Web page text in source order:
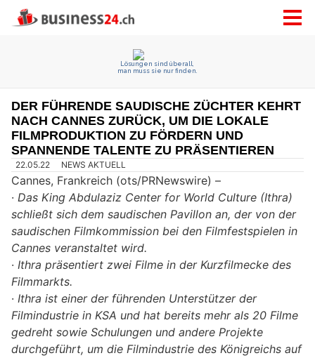
DER FÜHRENDE SAUDISCHE ZÜCHTER KEHRT
NACH CANNES ZURÜCK, UM DIE LOKALE
FILMPRODUKTION ZU FÖRDERN UND
SPANNENDE TALENTE ZU PRÄSENTIEREN
22.05.22 NEWS AKTUELL
Cannes, Frankreich (ots/PRNewswire) –
· Das King Abdulaziz Center for World Culture (Ithra)
schließt sich dem saudischen Pavillon an, der von der
saudischen Filmkommission bei den Filmfestspielen in
Cannes veranstaltet wird.
· Ithra präsentiert zwei Filme in der Kurzfilmecke des
Filmmarkts.
· Ithra ist einer der führenden Unterstützer der
Filmindustrie in KSA und hat bereits mehr als 20 Filme
gedreht sowie Schulungen und andere Projekte
durchgeführt, um die Filmindustrie des Königreichs auf